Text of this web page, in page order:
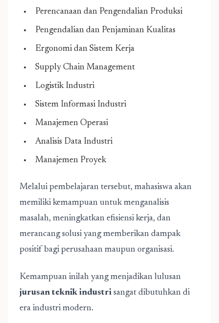
Perencanaan dan Pengendalian Produksi
Pengendalian dan Penjaminan Kualitas
Ergonomi dan Sistem Kerja
Supply Chain Management
Logistik Industri
Sistem Informasi Industri
Manajemen Operasi
Analisis Data Industri
Manajemen Proyek
Melalui pembelajaran tersebut, mahasiswa akan
memiliki kemampuan untuk menganalisis
masalah, meningkatkan efisiensi kerja, dan
merancang solusi yang memberikan dampak
positif bagi perusahaan maupun organisasi.
Kemampuan inilah yang menjadikan lulusan
jurusan teknik industri sangat dibutuhkan di
era industri modern.